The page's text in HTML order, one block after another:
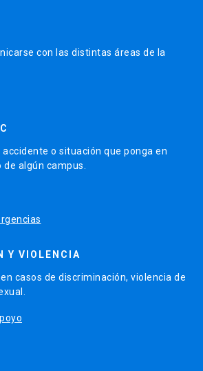
con las distintas áreas de la
o situación que ponga en
algún campus.
Y VIOLENCIA
casos de discriminación, violencia de